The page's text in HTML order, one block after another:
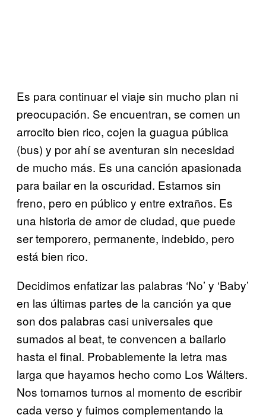
Es para continuar el viaje sin mucho plan ni
preocupación. Se encuentran, se comen un
arrocito bien rico, cojen la guagua pública
(bus) y por ahí se aventuran sin necesidad
de mucho más. Es una canción apasionada
para bailar en la oscuridad. Estamos sin
freno, pero en público y entre extraños. Es
una historia de amor de ciudad, que puede
ser temporero, permanente, indebido, pero
está bien rico.
Decidimos enfatizar las palabras ‘No’ y ‘Baby’
en las últimas partes de la canción ya que
son dos palabras casi universales que
sumados al beat, te convencen a bailarlo
hasta el final. Probablemente la letra mas
larga que hayamos hecho como Los Wálters.
Nos tomamos turnos al momento de escribir
cada verso y fuimos complementando la